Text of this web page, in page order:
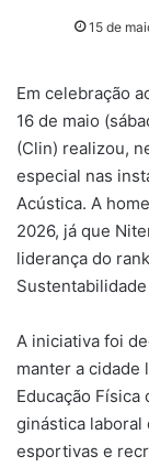
15 de
Em celebração
16 de maio
(Clin) realizou,
especial nas
Acústica. A
2026, já que
liderança do
A iniciativa foi
manter a cidade
Educação
ginástica laboral
esportivas e